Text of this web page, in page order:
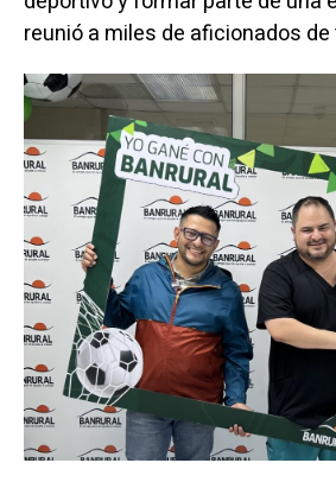
reunió a miles de aficionados